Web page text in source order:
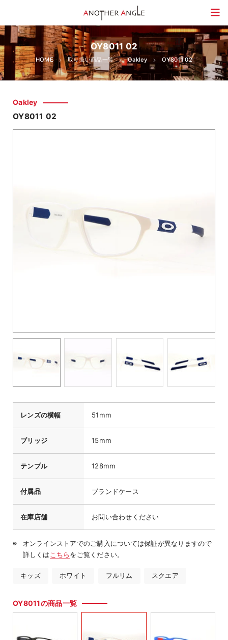
OY8011 02
HOME 取り扱い商品一覧 Oakley OY8011 02
Oakley
OY8011 02
レンズの横幅 51mm
ブリッジ 15mm
テンプル 128mm
付属品 ブランドケース
在庫店舗 お問い合わせください
オンラインストアでのご購入については保証が異なりますので
詳しくは こちらをご覧ください。
キッズ ホワイト フルリム スクエア
OY8011の商品一覧